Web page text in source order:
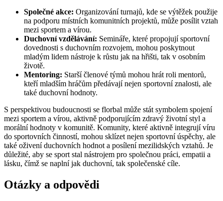
Společné akce: Organizování turnajů, kde se výtěžek použije
na podporu místních komunitních projektů, může posílit vztah
mezi sportem a vírou.
Duchovní vzdělávání: Semináře, které propojují sportovní
dovednosti s duchovním rozvojem, mohou poskytnout
mladým lidem nástroje k růstu jak na hřišti, tak v osobním
životě.
Mentoring: Starší členové týmů mohou hrát roli mentorů,
kteří mladším hráčům předávají nejen sportovní znalosti, ale
také duchovní hodnoty.
S perspektivou budoucnosti se florbal může stát symbolem spojení
mezi sportem a vírou, aktivně podporujícím zdravý životní styl a
morální hodnoty v komunitě. Komunity, které aktivně integrují víru
do sportovních činností, mohou sklízet nejen sportovní úspěchy, ale
také oživení duchovních hodnot a posílení mezilidských vztahů. Je
důležité, aby se sport stal nástrojem pro společnou práci, empatii a
lásku, čímž se naplní jak duchovní, tak společenské cíle.
Otázky a odpovědi